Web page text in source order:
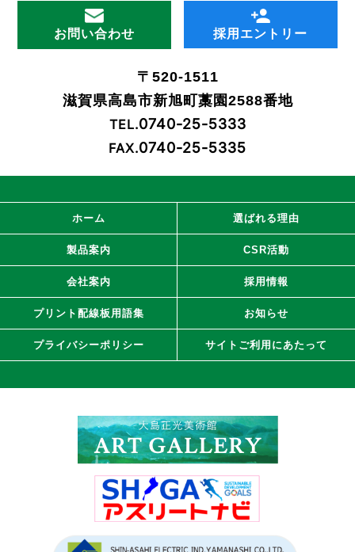
お問い合わせ 採用エントリー
〒520-1511
滋賀県高島市新旭町藁園2588番地
TEL.0740-25-5333
FAX.0740-25-5335
ホーム 選ばれる理由
製品案内 CSR活動
会社案内 採用情報
プリント配線板用語集 お知らせ
プライバシーポリシー サイトご利用にあたって